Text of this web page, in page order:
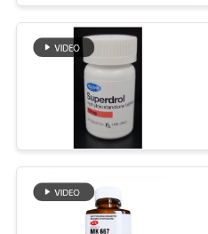
NOTIZIE
DEL
SITO